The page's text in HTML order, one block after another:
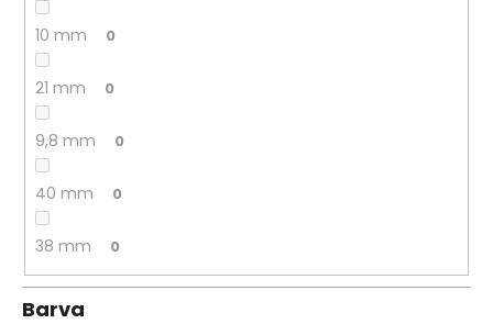
10 mm 0
21 mm 0
9,8 mm 0
40 mm 0
38 mm 0
Barva